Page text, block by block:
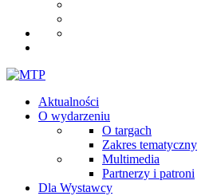
Aktualności
O wydarzeniu
O targach
Zakres tematyczny
Multimedia
Partnerzy i patroni
Dla Wystawcy